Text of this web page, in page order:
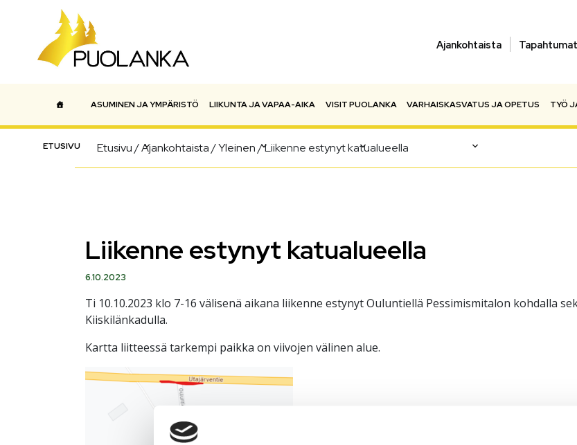
Ajankohtaista Tapahtumat
Päävalikko
ETUSIVU
ASUMINEN JA YMPÄRISTÖ LIIKUNTA JA VAPAA-AIKA VISIT PUOLANKA VARHAISKASVATUS JA OPETUS TYÖ
Etusivu/Ajankohtaista/Yleinen/Liikenne estynyt katualueella
Liikenne estynyt katualueella
6.10.2023
Ti 10.10.2023 klo 7-16 välisenä aikana liikenne estynyt Ouluntiellä Pessimismitalon kohdalla
Kiiskilänkadulla.
Kartta liitteessä tarkempi paikka on viivojen välinen alue.